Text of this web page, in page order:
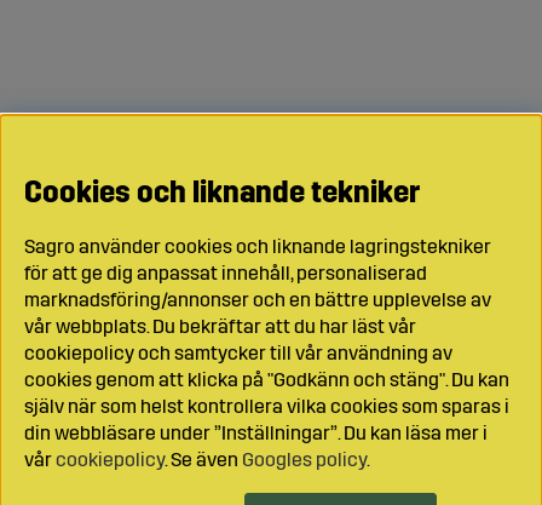
Cookies och liknande tekniker
Sagro använder cookies och liknande lagringstekniker
för att ge dig anpassat innehåll, personaliserad
marknadsföring/annonser och en bättre upplevelse av
vår webbplats. Du bekräftar att du har läst vår
cookiepolicy och samtycker till vår användning av
cookies genom att klicka på "Godkänn och stäng". Du kan
själv när som helst kontrollera vilka cookies som sparas i
din webbläsare under ”Inställningar”. Du kan läsa mer i
vårcookiepolicy. Se även Googles policy.